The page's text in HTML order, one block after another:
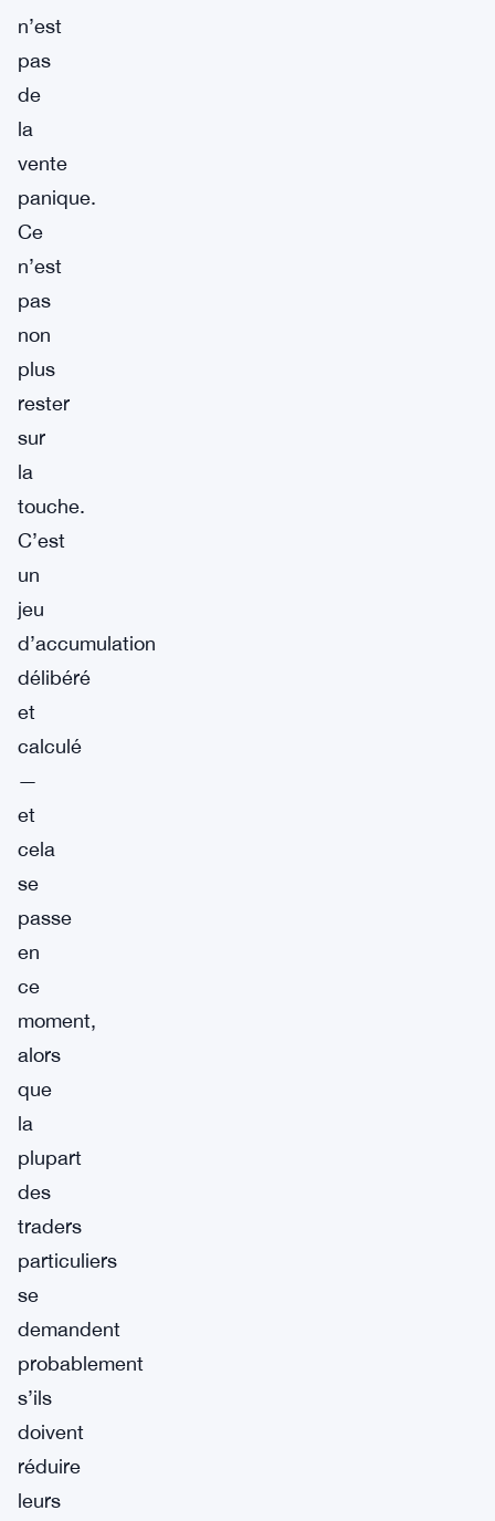
n’est
pas
de
la
vente
panique.
Ce
n’est
pas
non
plus
rester
sur
la
touche.
C’est
un
jeu
d’accumulation
délibéré
et
calculé
—
et
cela
se
passe
en
ce
moment,
alors
que
la
plupart
des
traders
particuliers
se
demandent
probablement
s’ils
doivent
réduire
leurs